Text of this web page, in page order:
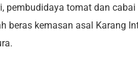
pembudidaya tomat dan
beras kemasan asal Karang